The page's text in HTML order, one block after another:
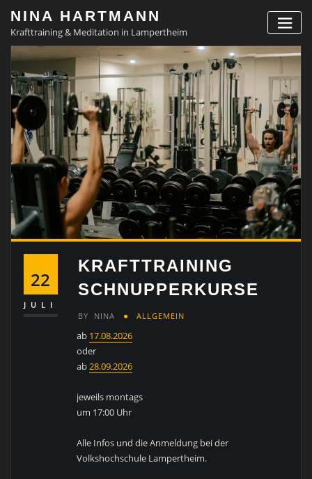
content
NINA HARTMANN
Krafttraining & Meditation in Lampertheim
22
JULI
KRAFTTRAINING
SCHNUPPERKURSE
BY NINA ALLGEMEIN
ab 17.08.2026
oder
ab 28.09.2026
jeweils montags
um 17:00 Uhr
Alle Infos und die Anmeldung bei der
Volkshochschule Lampertheim.